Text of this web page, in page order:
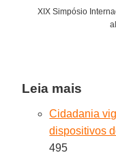
XIX Simpósio
Leia mais
Cidadania
dispositivos
495